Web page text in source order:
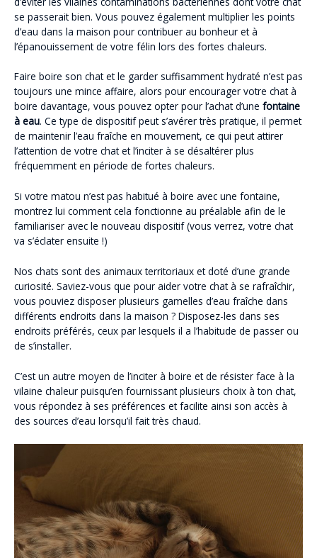
se passerait bien. Vous pouvez également multiplier les points
d’eau dans la maison pour contribuer au bonheur et à
l’épanouissement de votre félin lors des fortes chaleurs.
Faire boire son chat et le garder suffisamment hydraté n’est pas
toujours une mince affaire, alors pour encourager votre chat à
boire davantage, vous pouvez opter pour l’achat d’une fontaine
à eau. Ce type de dispositif peut s’avérer très pratique, il permet
de maintenir l’eau fraîche en mouvement, ce qui peut attirer
l’attention de votre chat et l’inciter à se désaltérer plus
fréquemment en période de fortes chaleurs.
Si votre matou n’est pas habitué à boire avec une fontaine,
montrez lui comment cela fonctionne au préalable afin de le
familiariser avec le nouveau dispositif (vous verrez, votre chat
va s’éclater ensuite !)
Nos chats sont des animaux territoriaux et doté d’une grande
curiosité. Saviez-vous que pour aider votre chat à se rafraîchir,
vous pouviez disposer plusieurs gamelles d’eau fraîche dans
différents endroits dans la maison ? Disposez-les dans ses
endroits préférés, ceux par lesquels il a l’habitude de passer ou
de s’installer.
C’est un autre moyen de l’inciter à boire et de résister face à la
vilaine chaleur puisqu’en fournissant plusieurs choix à ton chat,
vous répondez à ses préférences et facilite ainsi son accès à
des sources d’eau lorsqu’il fait très chaud.